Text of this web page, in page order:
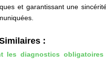
et garantissant une
:
les diagnostics obligatoires